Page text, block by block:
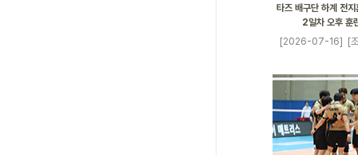
타즈 배구단 하계 전
2일차 오후 훈
[2026-07-16]
[